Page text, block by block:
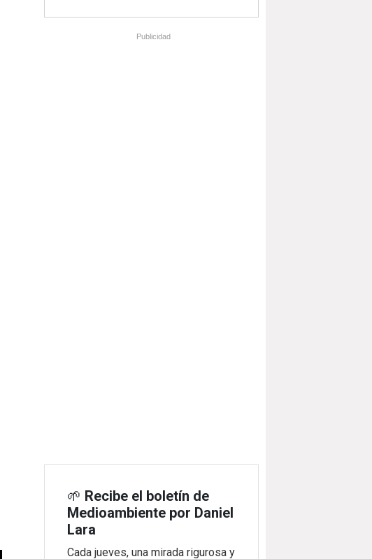
Publicidad
🌱 Recibe el boletín de
Medioambiente por Daniel
Lara
Cada jueves, una mirada rigurosa y